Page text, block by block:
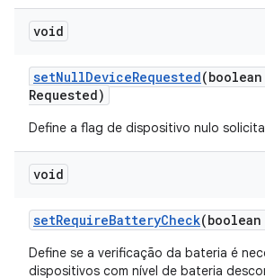
void
setNullDeviceRequested
Requested)
Define a flag de dispositivo nulo
void
setRequireBatteryCheck
Define se a verificação da bateria é
dispositivos com nível de bateria